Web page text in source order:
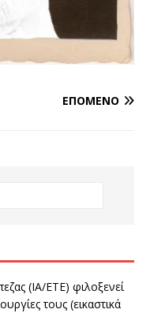
ΕΠΌΜΕΝΟ
(ΙΑ/ΕΤΕ) φιλοξενεί
τους (εικαστικά